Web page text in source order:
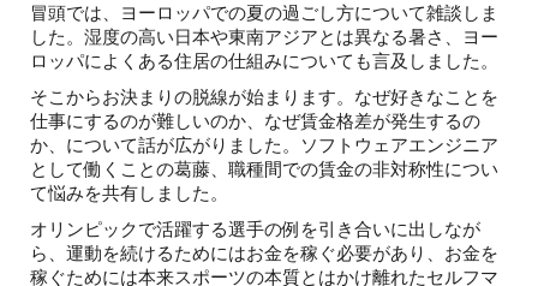
冒頭では、ヨーロッパでの夏の過ごし方について雑談しま
した。湿度の高い日本や東南アジアとは異なる暑さ、ヨー
ロッパによくある住居の仕組みについても言及しました。
そこからお決まりの脱線が始まります。なぜ好きなことを
仕事にするのが難しいのか、なぜ賃金格差が発生するの
か、について話が広がりました。ソフトウェアエンジニア
として働くことの葛藤、職種間での賃金の非対称性につい
て悩みを共有しました。
オリンピックで活躍する選手の例を引き合いに出しなが
ら、運動を続けるためにはお金を稼ぐ必要があり、お金を
稼ぐためには本来スポーツの本質とはかけ離れたセルフマ